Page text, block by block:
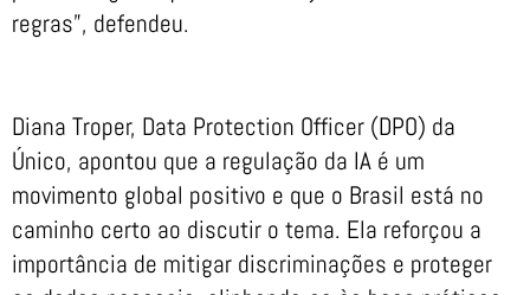
regras”, defendeu.
Diana Troper, Data Protection Officer (DPO) da
Único, apontou que a regulação da IA é um
movimento global positivo e que o Brasil está no
caminho certo ao discutir o tema. Ela reforçou a
importância de mitigar discriminações e proteger